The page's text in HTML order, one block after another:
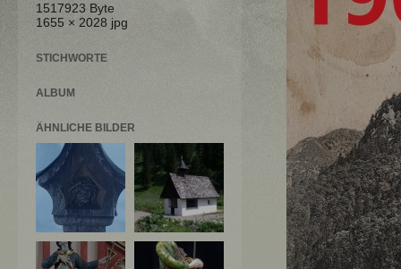
Flurnamen
Literatur
Kontakt
1517923 Byte
1655 × 2028 jpg
STICHWORTE
ALBUM
ÄHNLICHE BILDER